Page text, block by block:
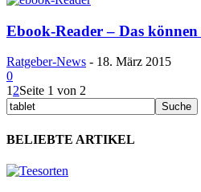
Ebook-Reader – Das
Ratgeber-News - 18. März 2015
0
1 2Seite 1 von 2
BELIEBTE ARTIKEL